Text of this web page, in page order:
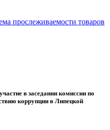
прослеживаемости товаров
в заседании комиссии по
коррупции в Липецкой